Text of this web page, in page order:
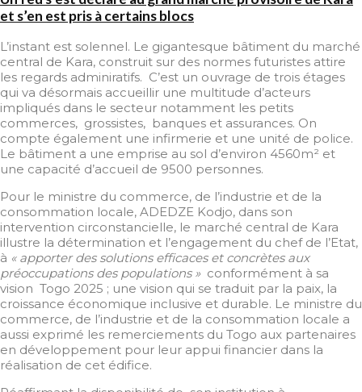
et s’en est pris à certains blocs
L’instant est solennel. Le gigantesque bâtiment du marché
central de Kara, construit sur des normes futuristes attire
les regards adminiratifs. C’est un ouvrage de trois étages
qui va désormais accueillir une multitude d’acteurs
impliqués dans le secteur notamment les petits
commerces, grossistes, banques et assurances. On
compte également une infirmerie et une unité de police.
Le bâtiment a une emprise au sol d’environ 4560m² et
une capacité d’accueil de 9500 personnes.
Pour le ministre du commerce, de l’industrie et de la
consommation locale, ADEDZE Kodjo, dans son
intervention circonstancielle, le marché central de Kara
illustre la détermination et l’engagement du chef de l’Etat,
à « apporter des solutions efficaces et concrètes aux
préoccupations des populations » conformément à sa
vision Togo 2025 ; une vision qui se traduit par la paix, la
croissance économique inclusive et durable. Le ministre du
commerce, de l’industrie et de la consommation locale a
aussi exprimé les remerciements du Togo aux partenaires
en développement pour leur appui financier dans la
réalisation de cet édifice.